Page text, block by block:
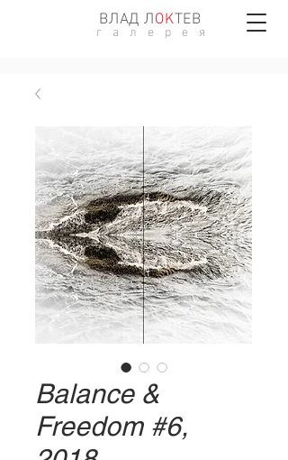
ВЛАД ЛОKТЕВ
г а л е р е я
Balance &
Freedom #6,